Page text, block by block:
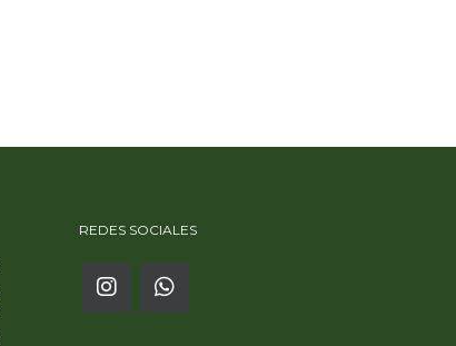
REDES SOCIALES